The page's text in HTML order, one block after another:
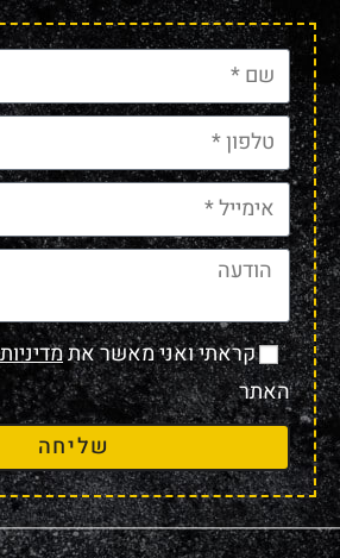
קראתי ואני מאשר את
האתר
שליחה